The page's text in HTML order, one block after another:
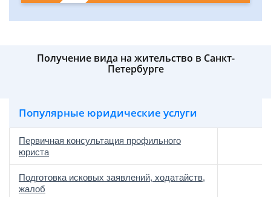
Получение вида на жительство в Санкт-
Петербурге
Популярные юридические услуги
Первичная консультация профильного
юриста
Подготовка исковых заявлений, ходатайств,
жалоб